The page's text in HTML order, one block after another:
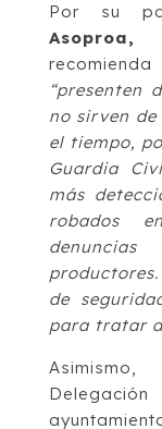
Por su
“presenten
no sirven de
el tiempo,
Guardia
más
robados
de
para tratar